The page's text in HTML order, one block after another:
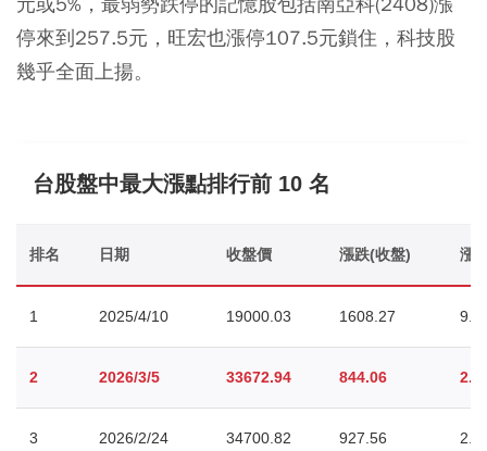
停來到257.5元，旺宏也漲停107.5元鎖住，科技股
幾乎全面上揚。
台股盤中最大漲點排行前 10 名
排名 日期 收盤價 漲跌(收盤) 漲
1 2025/4/10 19000.03 1608.27
2 2026/3/5 33672.94 844.06
3 2026/2/24 34700.82 927.56